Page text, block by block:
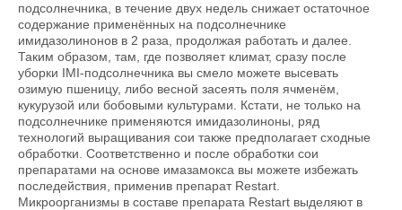
подсолнечника, в течение двух недель снижает остаточное
содержание применённых на подсолнечнике
имидазолинонов в 2 раза, продолжая работать и далее.
Таким образом, там, где позволяет климат, сразу после
уборки IMI-подсолнечника вы смело можете высевать
озимую пшеницу, либо весной засеять поля ячменём,
кукурузой или бобовыми культурами. Кстати, не только на
подсолнечнике применяются имидазолиноны, ряд
технологий выращивания сои также предполагает сходные
обработки. Соответственно и после обработки сои
препаратами на основе имазамокса вы можете избежать
последействия, применив препарат Restart.
Микроорганизмы в составе препарата Restart выделяют в